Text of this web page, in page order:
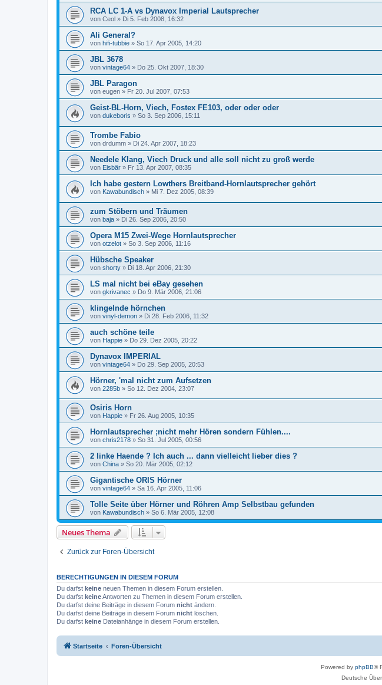
RCA LC 1-A vs Dynavox Imperial Lautsprecher
von Ceol » Di 5. Feb 2008, 16:32
Ali General?
von hifi-tubbie » So 17. Apr 2005, 14:20
JBL 3678
von vintage64 » Do 25. Okt 2007, 18:30
JBL Paragon
von eugen » Fr 20. Jul 2007, 07:53
Geist-BL-Horn, Viech, Fostex FE103, oder oder oder
von dukeboris » So 3. Sep 2006, 15:11
Trombe Fabio
von drdumm » Di 24. Apr 2007, 18:23
Needele Klang, Viech Druck und alle soll nicht zu groß werde
von Eisbär » Fr 13. Apr 2007, 08:35
Ich habe gestern Lowthers Breitband-Hornlautsprecher gehört
von Kawabundisch » Mi 7. Dez 2005, 08:39
zum Stöbern und Träumen
von baja » Di 26. Sep 2006, 20:50
Opera M15 Zwei-Wege Hornlautsprecher
von otzelot » So 3. Sep 2006, 11:16
Hübsche Speaker
von shorty » Di 18. Apr 2006, 21:30
LS mal nicht bei eBay gesehen
von gkrivanec » Do 9. Mär 2006, 21:06
klingelnde hörnchen
von vinyl-demon » Di 28. Feb 2006, 11:32
auch schöne teile
von Happie » Do 29. Dez 2005, 20:22
Dynavox IMPERIAL
von vintage64 » Do 29. Sep 2005, 20:53
Hörner, 'mal nicht zum Aufsetzen
von 2285b » So 12. Dez 2004, 23:07
Osiris Horn
von Happie » Fr 26. Aug 2005, 10:35
Hornlautsprecher ;nicht mehr Hören sondern Fühlen....
von chris2178 » So 31. Jul 2005, 00:56
2 linke Haende ? Ich auch ... dann vielleicht lieber dies ?
von China » So 20. Mär 2005, 02:12
Gigantische ORIS Hörner
von vintage64 » Sa 16. Apr 2005, 11:06
Tolle Seite über Hörner und Röhren Amp Selbstbau gefunden
von Kawabundisch » So 6. Mär 2005, 12:08
Neues Thema
Zurück zur Foren-Übersicht
BERECHTIGUNGEN IN DIESEM FORUM
Du darfst keine neuen Themen in diesem Forum erstellen.
Du darfst keineAntworten zu Themen in diesem Forum erstellen.
Du darfst deine Beiträge in diesem Forum nicht ändern.
Du darfst deine Beiträge in diesem Forum nicht löschen.
Du darfst keine Dateianhänge in diesem Forum erstellen.
Startseite Foren-Übersicht
Powered by phpBB®
Deutsche